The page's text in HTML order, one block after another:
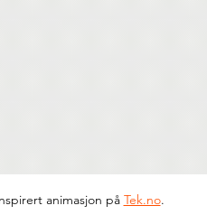
animasjon på Tek.no.